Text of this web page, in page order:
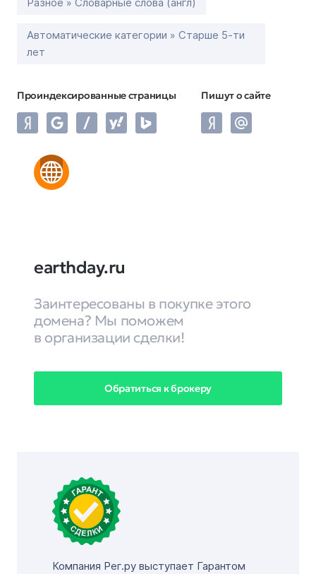
Автоматические категории » Старше 5-ти
лет
Проиндексированные страницы Пишут о сайте
earthday.ru
Заинтересованы в покупке этого
домена? Мы поможем
в организации сделки!
Обратиться к брокеру
Компания Рег.ру выступает Гарантом